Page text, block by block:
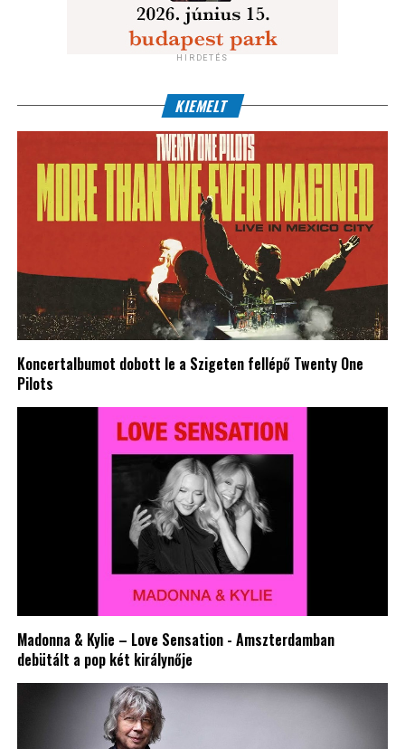
HIRDETÉS
KIEMELT
Koncertalbumot dobott le a Szigeten fellépő Twenty One
Pilots
Madonna & Kylie – Love Sensation - Amszterdamban
debütált a pop két királynője